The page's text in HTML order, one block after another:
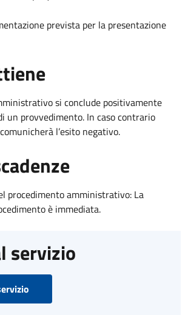
prevista per la presentazione
si conclude positivamente
un provvedimento. In caso contrario
l’esito negativo.
procedimento amministrativo: La
è immediata.
servizio